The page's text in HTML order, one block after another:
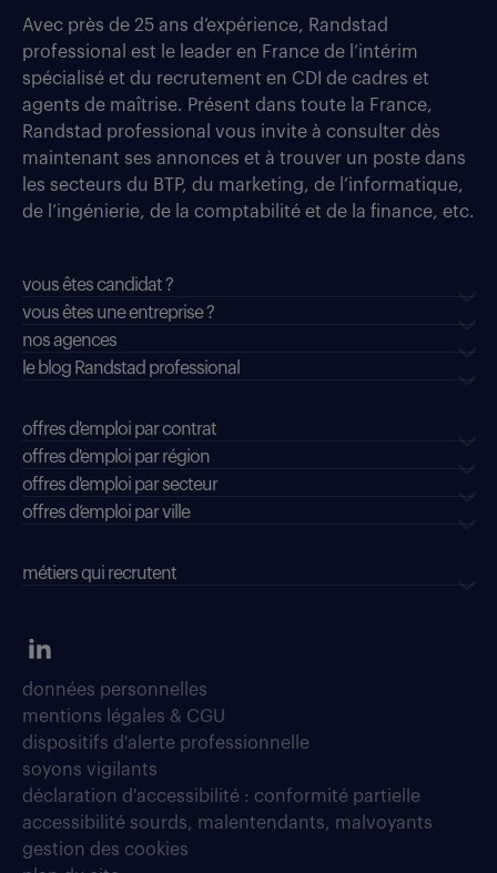
Avec près de 25 ans d’expérience, Randstad
professional est le leader en France de l’intérim
spécialisé et du recrutement en CDI de cadres et
agents de maîtrise. Présent dans toute la France,
Randstad professional vous invite à consulter dès
maintenant ses annonces et à trouver un poste dans
les secteurs du BTP, du marketing, de l’informatique,
de l’ingénierie, de la comptabilité et de la finance, etc.
vous êtes candidat ?
vous êtes une entreprise ?
nos agences
le blog Randstad professional
offres d'emploi par contrat
offres d'emploi par région
offres d'emploi par secteur
offres d’emploi par ville
métiers qui recrutent
données personnelles
mentions légales & CGU
dispositifs d'alerte professionnelle
soyons vigilants
déclaration d'accessibilité : conformité partielle
accessibilité sourds, malentendants, malvoyants
gestion des cookies